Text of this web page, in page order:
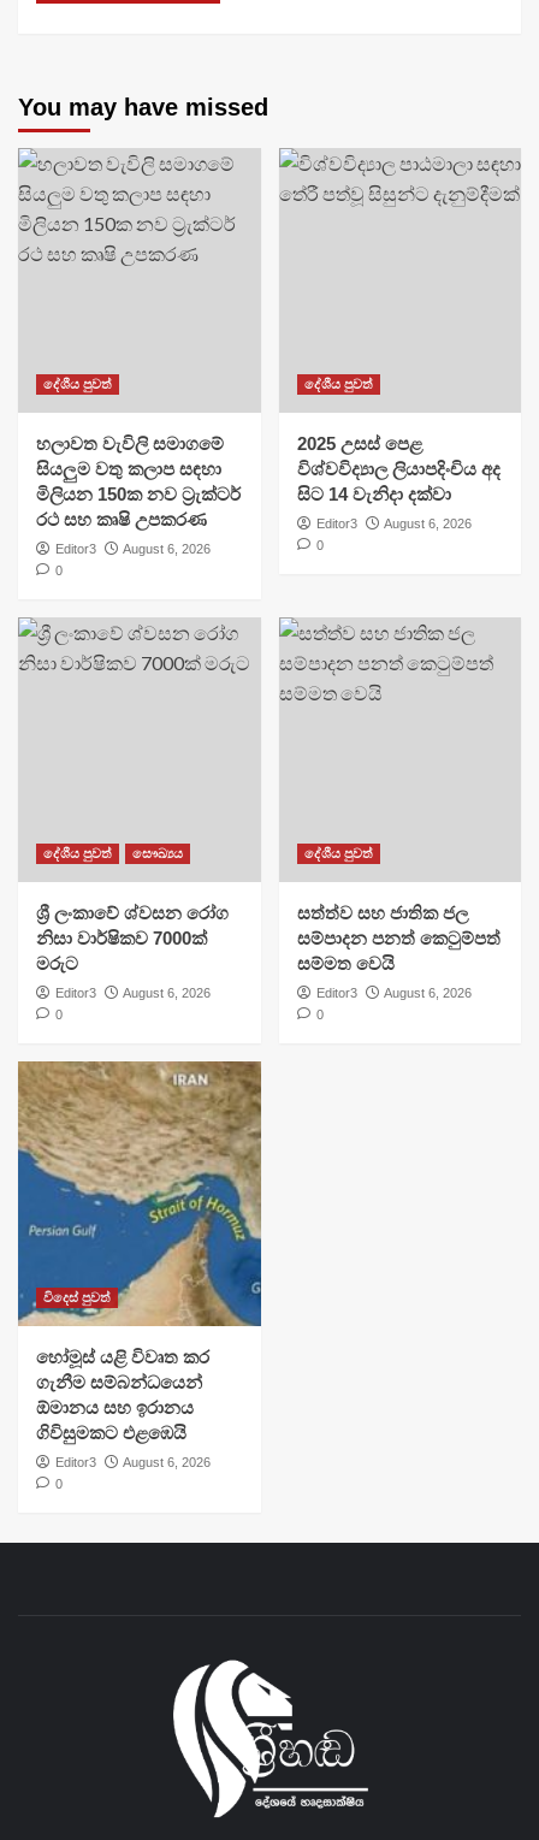
You may have missed
දේශීය පුවත්
හලාවත වැවිලි සමාගමේ
සියලුම වතු කලාප සඳහා
මිලියන 150ක නව ට්‍රැක්ටර්
රථ සහ කෘෂි උපකරණ
Editor3
August 6, 2026
0
දේශීය පුවත්
​2025 උසස් පෙළ
විශ්වවිද්‍යාල ලියාපදිංචිය අද
සිට 14 වැනිදා දක්වා
Editor3
August 6, 2026
0
දේශීය පුවත් සෞඛ්‍යය
ශ්‍රී ලංකාවේ ශ්වසන රෝග
නිසා වාර්ෂිකව 7000ක්
මරුට
Editor3
August 6, 2026
0
දේශීය පුවත්
සත්ත්ව සහ ජාතික ජල
සම්පාදන පනත් කෙටුම්පත්
සම්මත වෙයි
Editor3
August 6, 2026
0
විදෙස් පුවත්
හෝමූස් යළි විවෘත කර
ගැනීම සම්බන්ධයෙන්
ඕමානය සහ ඉරානය
ගිවිසුමකට එළඹෙයි
Editor3
August 6, 2026
0